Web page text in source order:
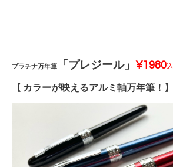
プラチナ万年筆 「プレジール」 ¥1980込
【 カラーが映えるアルミ軸万年筆！】